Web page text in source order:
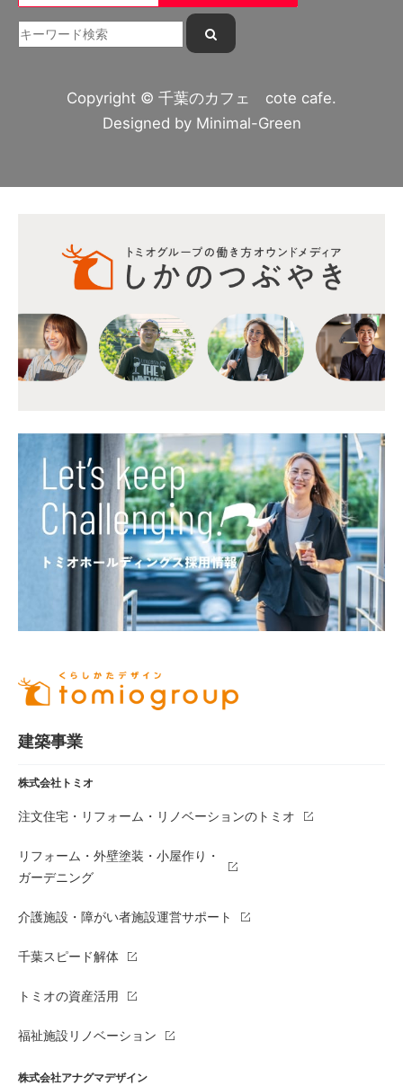
Copyright © 千葉のカフェ cote cafe.
Designed by Minimal-Green
建築事業
株式会社トミオ
注文住宅・リフォーム・リノベーションのトミオ
リフォーム・外壁塗装・小屋作り・
ガーデニング
介護施設・障がい者施設運営サポート
千葉スピード解体
トミオの資産活用
福祉施設リノベーション
株式会社アナグマデザイン